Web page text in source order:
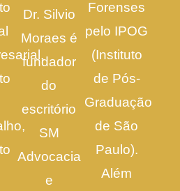
Dr. Silvio
Moraes é
fundador
do
escritório
SM
Advocacia
e
Forenses
pelo IPOG
(Instituto
de Pós-
Graduação
de São
Paulo).
Além